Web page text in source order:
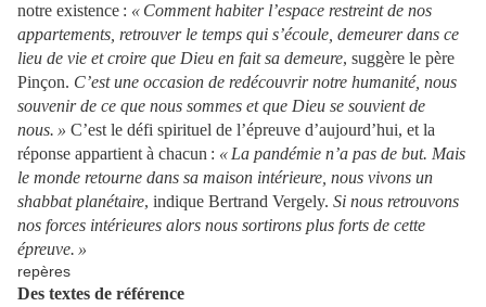
notre existence : « Comment habiter l’espace restreint de nos
appartements, retrouver le temps qui s’écoule, demeurer dans ce
lieu de vie et croire que Dieu en fait sa demeure, suggère le père
Pinçon. C’est une occasion de redécouvrir notre humanité, nous
souvenir de ce que nous sommes et que Dieu se souvient de
nous. » C’est le défi spirituel de l’épreuve d’aujourd’hui, et la
réponse appartient à chacun : « La pandémie n’a pas de but. Mais
le monde retourne dans sa maison intérieure, nous vivons un
shabbat planétaire, indique Bertrand Vergely. Si nous retrouvons
nos forces intérieures alors nous sortirons plus forts de cette
épreuve. »
repères
Des textes de référence